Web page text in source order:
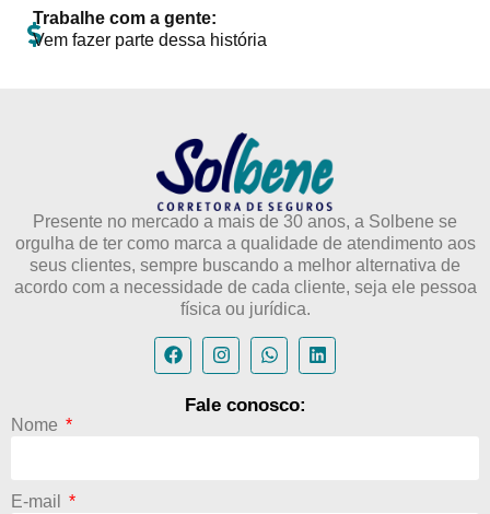
Trabalhe com a gente:
Vem fazer parte dessa história
Presente no mercado a mais de 30 anos, a Solbene se
orgulha de ter como marca a qualidade de atendimento aos
seus clientes, sempre buscando a melhor alternativa de
acordo com a necessidade de cada cliente, seja ele pessoa
física ou jurídica.
Fale conosco:
Nome
E-mail